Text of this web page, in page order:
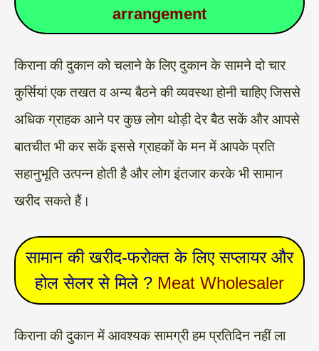
arrangement
किराना की दुकान को चलाने के लिए दुकान के सामने दो चार
कुर्सियां एक तखत व अन्य बैठने की व्यवस्था होनी चाहिए जिससे
अधिक ग्राहक आने पर कुछ लोग थोड़ी देर बैठ सकें और आपसे
बातचीत भी कर सकें इससे ग्राहकों के मन में आपके प्रति
सहानुभूति उत्पन्न होती है और लोग इंतजार करके भी सामान
खरीद सकते हैं।
सामान की खरीद-फरोक्त के लिए सप्लायर और
होल सेलर से मिले ? Meat Wholesaler
किराना की दुकान में आवश्यक सामग्री हम प्रतिदिन नहीं ला